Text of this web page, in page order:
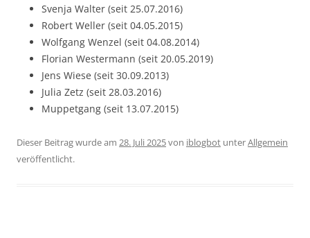
Svenja Walter (seit 25.07.2016)
Robert Weller (seit 04.05.2015)
Wolfgang Wenzel (seit 04.08.2014)
Florian Westermann (seit 20.05.2019)
Jens Wiese (seit 30.09.2013)
Julia Zetz (seit 28.03.2016)
Muppetgang (seit 13.07.2015)
Dieser Beitrag wurde am 28. Juli 2025von iblogbot unterAllgemein
veröffentlicht.